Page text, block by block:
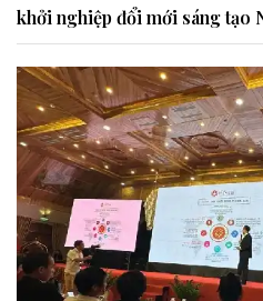
khởi nghiệp đổi mới sáng tạo